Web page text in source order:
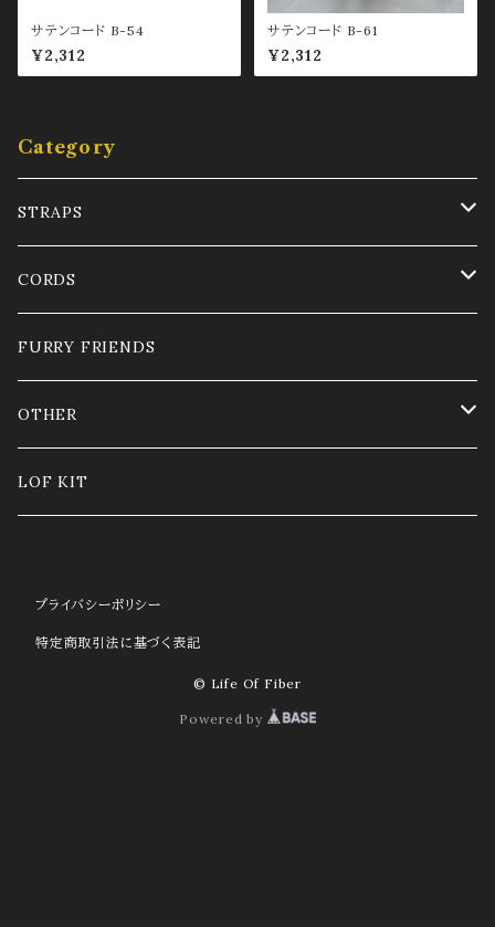
サテンコード B-54
¥2,312
サテンコード B-61
¥2,312
Category
STRAPS
LONG
SHORT
OPTIONAL PARTS
CORDS
Satin cord 1mm
Satin cord 2mm
Nylon cord 0.8mm SPAGHETTI
FURRY FRIENDS
OTHER
GLASS CORD
LOF KIT
プライバシーポリシー
特定商取引法に基づく表記
© Life Of Fiber
Powered by